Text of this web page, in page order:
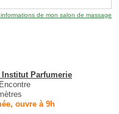
de mon salon de massage
Institut Parfumerie
ouvre à 9h